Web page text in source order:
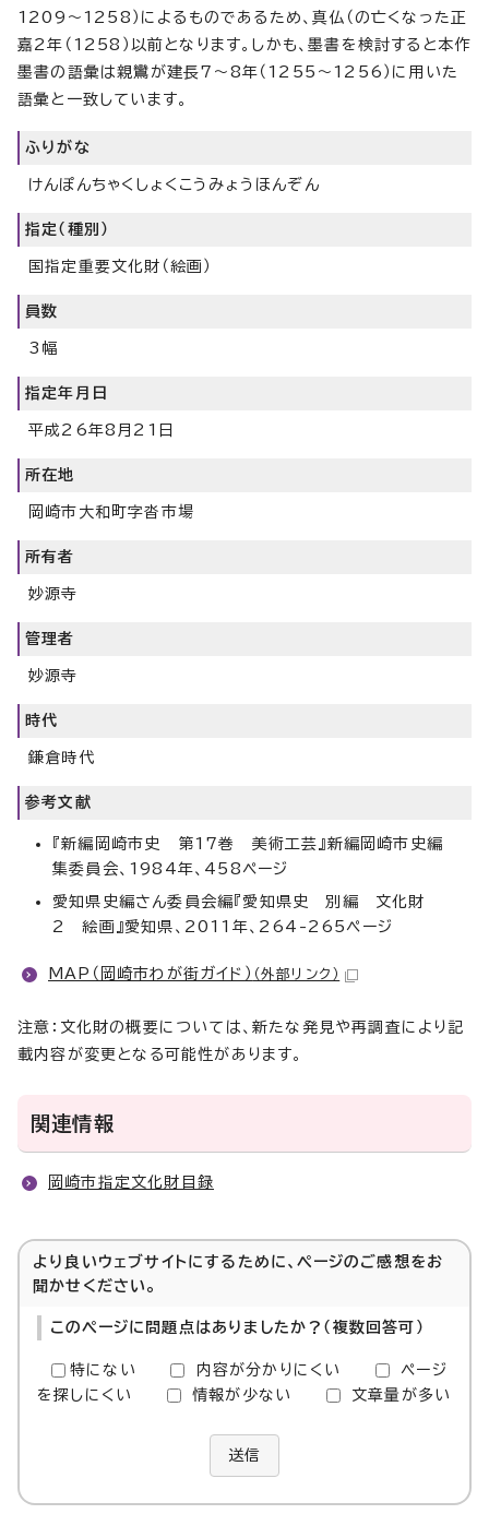
1209～1258）によるものであるため、真仏（の亡くなった正
嘉2年（1258）以前となります。しかも、墨書を検討すると本作
墨書の語彙は親鸞が建長7～8年（1255～1256）に用いた
語彙と一致しています。
ふりがな
けんぽんちゃくしょくこうみょうほんぞん
指定（種別）
国指定重要文化財（絵画）
員数
3幅
指定年月日
平成26年8月21日
所在地
岡崎市大和町字沓市場
所有者
妙源寺
管理者
妙源寺
時代
鎌倉時代
参考文献
『新編岡崎市史 第17巻 美術工芸』新編岡崎市史編
集委員会、1984年、458ページ
愛知県史編さん委員会編『愛知県史 別編 文化財
2 絵画』愛知県、2011年、264-265ページ
MAP（岡崎市わが街ガイド） （外部リンク）
注意：文化財の概要については、新たな発見や再調査により記
載内容が変更となる可能性があります。
関連情報
岡崎市指定文化財目録
より良いウェブサイトにするために、ページのご感想をお
聞かせください。
このページに問題点はありましたか？（複数回答可）
特にない 内容が分かりにくい
ページ
を探しにくい
情報が少ない 文章量が多い
送信